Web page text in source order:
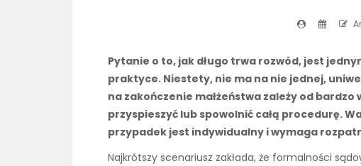
Pytanie o to, jak długo trwa rozwód, jest
praktyce. Niestety, nie ma na nie jednej,
na zakończenie małżeństwa zależy od
przyspieszyć lub spowolnić całą procedurę.
przypadek jest indywidualny i wymaga
Najkrótszy scenariusz zakłada, że formalności